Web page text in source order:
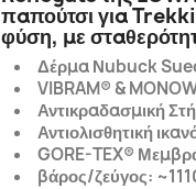
παπούτσι για
φύση, με
Δέρμα Νubuck
VIBRAM® &
Αντικραδασμική
Αντιολισθητική
GORE-TEX®
βάρος/ζεύγος: